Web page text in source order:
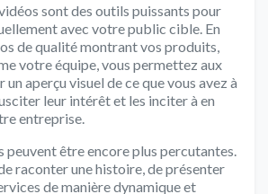
sont des outils puissants pour
avec votre public cible. En
de qualité montrant vos produits,
votre équipe, vous permettez aux
un aperçu visuel de ce que vous avez à
leur intérêt et les inciter à en
entreprise.
peuvent être encore plus percutantes.
raconter une histoire, de présenter
de manière dynamique et